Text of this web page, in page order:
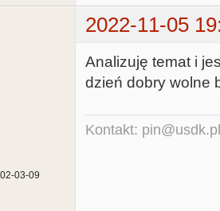
2022-11-05
03-09
Analizuję temat i
dzień dobry wolne
Kontakt: pin@usdk.pl